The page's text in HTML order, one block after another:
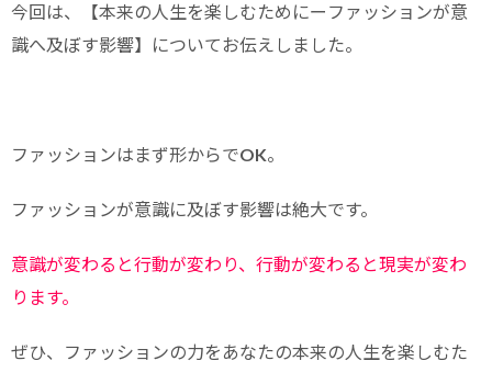
今回は、【本来の人生を楽しむためにーファッションが意
識へ及ぼす影響】についてお伝えしました。
ファッションはまず形からでOK。
ファッションが意識に及ぼす影響は絶大です。
意識が変わると行動が変わり、行動が変わると現実が変わ
ります。
ぜひ、ファッションの力をあなたの本来の人生を楽しむた